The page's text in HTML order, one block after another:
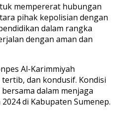
mempererat hubungan
pihak kepolisian dengan
dalam rangka
dengan aman dan
Al-Karimmiyah
dan kondusif. Kondisi
dalam menjaga
di Kabupaten Sumenep.